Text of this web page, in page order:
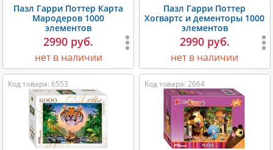
Пазл Гарри Поттер Карта
Мародеров 1000
элементов
2990 руб.
нет в наличии
Пазл Гарри Поттер
Хогвартс и дементоры 1000
элементов
2990 руб.
нет в наличии
Код товара: 6553 Код товара: 2664